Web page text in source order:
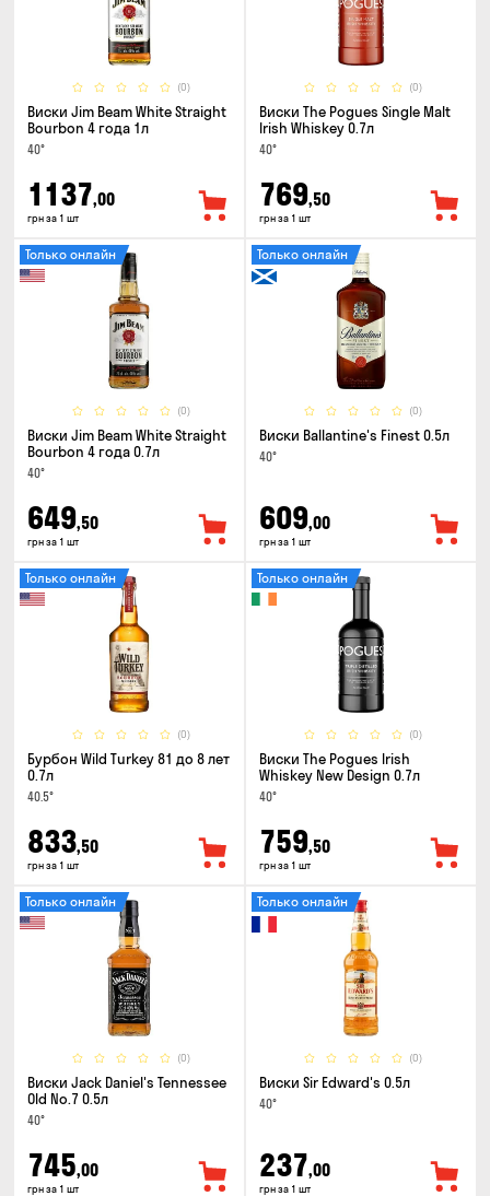
(0)
Виски Jim Beam White Straight
Bourbon 4 года 1л
40°
1137,00
грн за 1 шт
(0)
Виски The Pogues Single Malt
Irish Whiskey 0.7л
40°
769,50
грн за 1 шт
(0)
Только онлайн
Виски Jim Beam White Straight
Bourbon 4 года 0.7л
40°
649,50
грн за 1 шт
(0)
Только онлайн
Виски Ballantine's Finest 0.5л
40°
609,00
грн за 1 шт
(0)
Только онлайн
Бурбон Wild Turkey 81 до 8 лет
0.7л
40.5°
833,50
грн за 1 шт
(0)
Только онлайн
Виски The Pogues Irish
Whiskey New Design 0.7л
40°
759,50
грн за 1 шт
(0)
Только онлайн
Виски Jack Daniel's Tennessee
Old No.7 0.5л
40°
745,00
грн за 1 шт
(0)
Только онлайн
Виски Sir Edward's 0.5л
40°
237,00
грн за 1 шт